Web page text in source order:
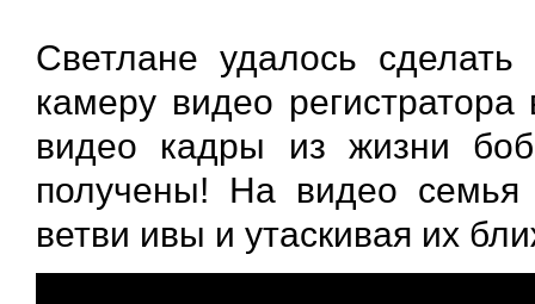
Светлане удалось
камеру видео
видео кадры из жизни
получены! На видео семья
ветви ивы и утаскивая их